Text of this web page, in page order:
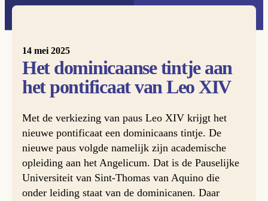
14 mei 2025
Het dominicaanse tintje aan
het pontificaat van Leo XIV
Met de verkiezing van paus Leo XIV krijgt het
nieuwe pontificaat een dominicaans tintje. De
nieuwe paus volgde namelijk zijn academische
opleiding aan het Angelicum. Dat is de Pauselijke
Universiteit van Sint-Thomas van Aquino die
onder leiding staat van de dominicanen. Daar